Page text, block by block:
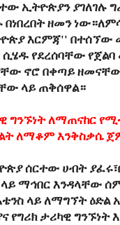
ኢትዮጵያን ያገለገሉ
ዘመን
እርምጃ'' በተሰኘው
የደረሰባቸው የጀልባ
ኖሮ በቀጣይ
ላይ ጠቅሰዋል።
ግንኙነት ለማጠናከር
ለማቆም እንቅስቃሴ
ሰርተው ሀብት
ላይ ማኅበር እንዳላቸው
ላይ ለማግኘት ዕድል
የግሪክ ታሪካዊ